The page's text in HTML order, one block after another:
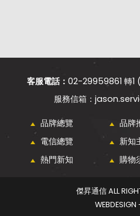
客服電話： 02-29959861 轉1
品牌總覽 品牌
電信總覽
新知
熱門新知
購物
傑昇通信 ALL
WEBDESIGN